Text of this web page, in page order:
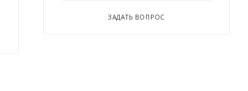
ЗАДАТЬ ВОПРОС